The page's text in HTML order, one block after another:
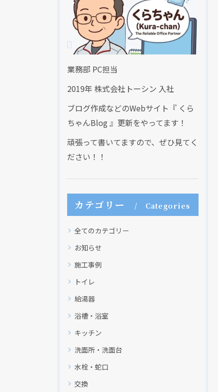
業務部 PC担当
2019年 株式会社トーシン 入社
ブログ作成などのWebサイト『 くら
ちゃんBlog 』更新をやってます！
頑張って書いてますので、ぜひ見てく
ださい！！
カテゴリー Categories
全てのカテゴリー
お知らせ
施工事例
トイレ
給湯器
浴槽・浴室
キッチン
洗面所・洗面台
水栓・蛇口
交換